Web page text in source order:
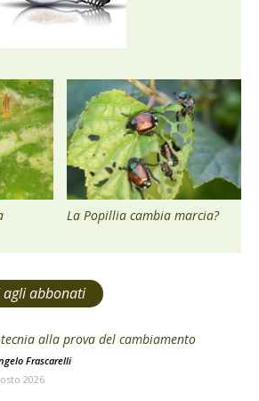
La Popillia cambia marcia?
agli abbonati
alla prova del cambiamento
Frascarelli
2026